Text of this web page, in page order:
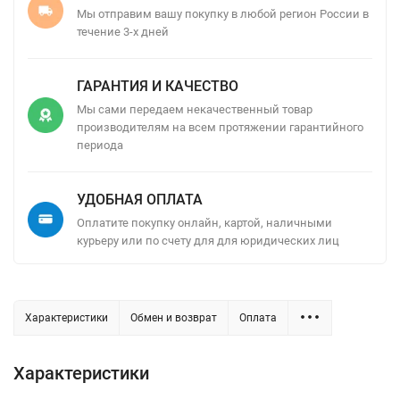
Мы отправим вашу покупку в любой регион России в
течение 3-х дней
ГАРАНТИЯ И КАЧЕСТВО
Мы сами передаем некачественный товар
производителям на всем протяжении гарантийного
периода
УДОБНАЯ ОПЛАТА
Оплатите покупку онлайн, картой, наличными
курьеру или по счету для для юридических лиц
Характеристики Обмен и возврат Оплата
Характеристики